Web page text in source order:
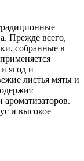
Прежде всего,
собранные в
ягод и
листья мяты и
ароматизаторов.
и высокое